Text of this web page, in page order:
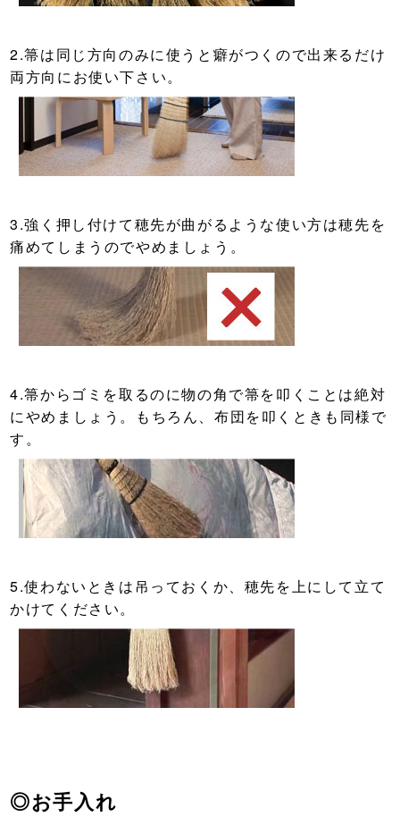
2.箒は同じ方向のみに使うと癖がつくので出来るだけ
両方向にお使い下さい。
3.強く押し付けて穂先が曲がるような使い方は穂先を
痛めてしまうのでやめましょう。
4.箒からゴミを取るのに物の角で箒を叩くことは絶対
にやめましょう。もちろん、布団を叩くときも同様で
す。
5.使わないときは吊っておくか、穂先を上にして立て
かけてください。
◎お手入れ